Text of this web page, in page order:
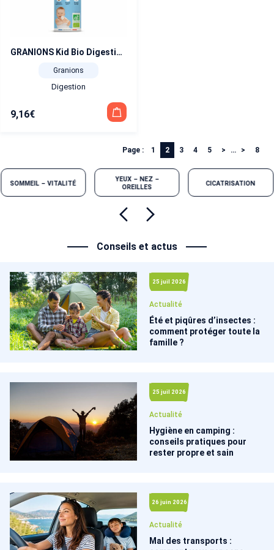
GRANIONS Kid Bio Digestion 125 ml
Granions
Digestion
9,16€
Page : 1 2 3 4 5 … 8
SOMMEIL – VITALITÉ
YEUX – NEZ –
OREILLES
CICATRISATION
Conseils et actus
25 juil 2026
Actualité
Été et piqûres d’insectes :
comment protéger toute la
famille ?
25 juil 2026
Actualité
Hygiène en camping :
conseils pratiques pour
rester propre et sain
26 juin 2026
Actualité
Mal des transports :